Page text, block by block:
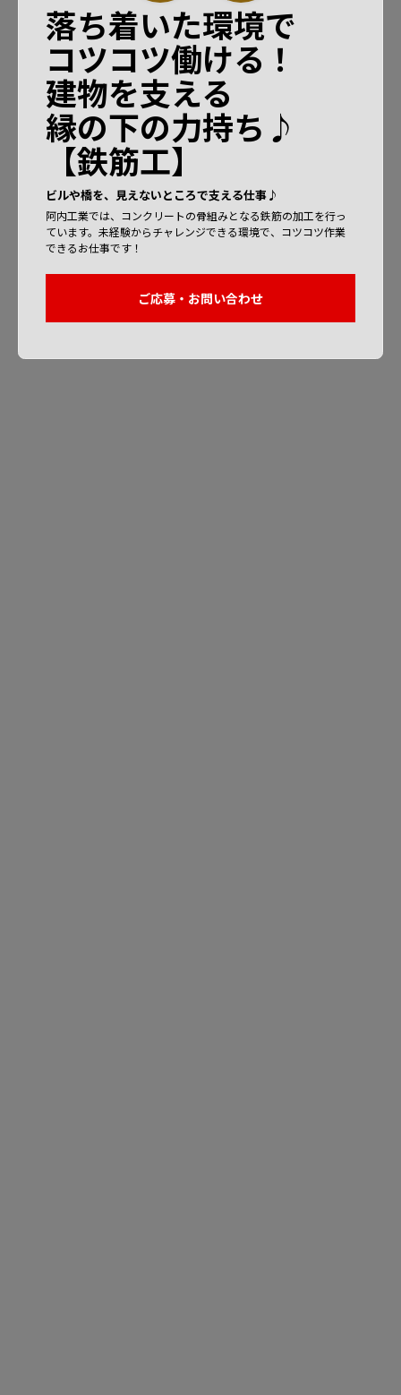
落ち着いた環境で
コツコツ働ける！
建物を支える
縁の下の力持ち♪
【鉄筋工】
ビルや橋を、見えないところで支える仕事♪
阿内工業では、コンクリートの骨組みとなる鉄筋の加工を行っ
ています。未経験からチャレンジできる環境で、コツコツ作業
できるお仕事です！
ご応募・お問い合わせ